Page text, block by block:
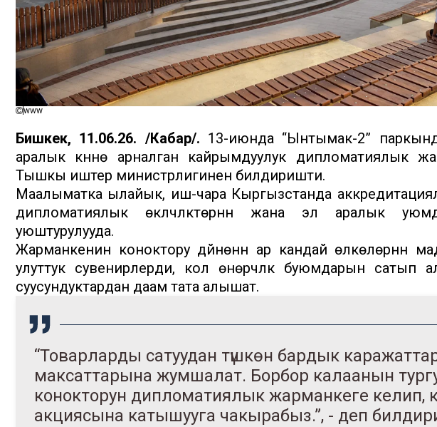
www
Бишкек, 11.06.26. /Кабар/. 13-июнда “Ынтымак-2”
аралык күнүнө арналган кайрымдуулук дипломатиялык
Тышкы иштер министрлигинен билдиришти.
Маалыматка ылайык, иш-чара Кыргызстанда
дипломатиялык өкүлчүлүктөрүнүн жана эл аралык
уюштурулууда.
Жарманкенин коноктору дүйнөнүн ар кандай өлкөлөрүнүн
улуттук сувенирлерди, кол өнөрчүлүк буюмдарын сатып
суусундуктардан даам тата алышат.
“Товарларды сатуудан түшкөн бардык
максаттарына жумшалат. Борбор калаанын
конокторун дипломатиялык жарманкеге келип,
акциясына катышууга чакырабыз.”, - деп